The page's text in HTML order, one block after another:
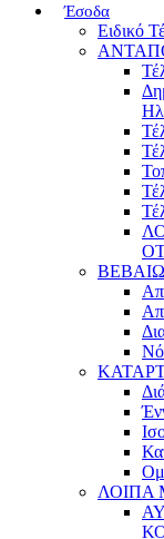
Έσοδα
Ειδικό
ΛΟΙΠΑ